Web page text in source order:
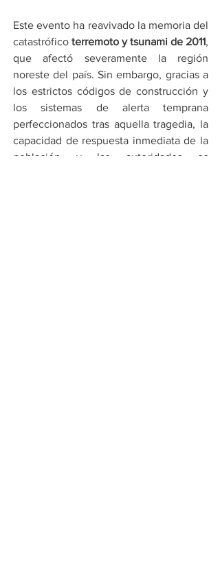
Este evento ha reavivado la memoria del
catastrófico terremoto y tsunami de 2011,
que afectó severamente la región
noreste del país. Sin embargo, gracias a
los estrictos códigos de construcción y
los sistemas de alerta temprana
perfeccionados tras aquella tragedia, la
capacidad de respuesta inmediata de la
población y las autoridades es